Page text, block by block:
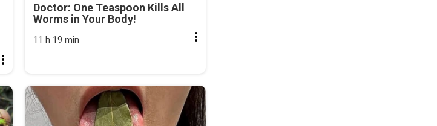
Doctor: One Teaspoon Kills All
Worms in Your Body!
11 h 19 min